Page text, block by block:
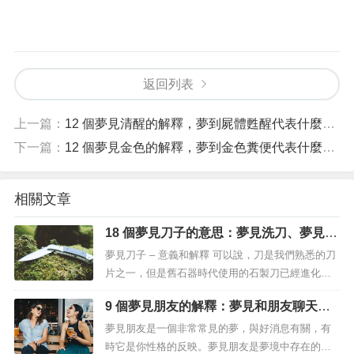
返回列表
上一篇： 12 個夢見清醒的解釋，夢到屍體甦醒代表什麼徵兆？
下一篇： 12 個夢見金色的解釋，夢到金色糞便代表什麼徵兆？
相關文章
18 個夢見刀子的意思：夢見洗刀、夢見刀
變髒、夢見被刀威脅
夢見刀子 – 意義和解釋 可以說，刀是我們熟悉的刀
片之一，但是舊石器時代使用的石製刀已經進化並
延續到這個時代，並衍生成各種東西，例如烹飪用
刀（水果刀很常見），用於食用的刀，以及可以應
用於自衛等戰鬥的刀。 由於它是適合所有人的易於
使用的工具，因此它也是許...
9 個夢見朋友的解釋：夢見和朋友聊天、
夢見朋友裸體
夢見朋友是一個非常常見的夢，與好消息有關，有
時它是你性格的反映。夢見朋友是夢境中存在的最